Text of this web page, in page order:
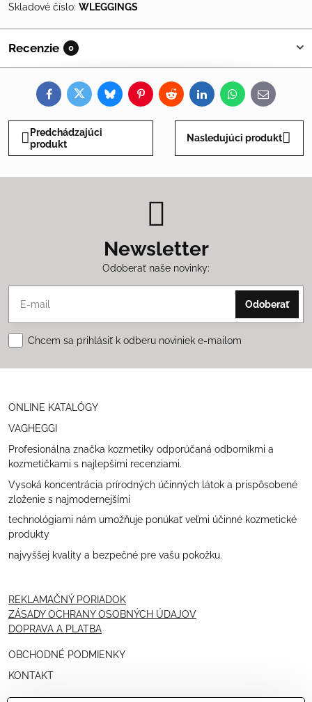
Skladové číslo: WLEGGINGS
Recenzie 0
FacebookTwitterBlueskyPinterestRedditLinkedInWhatsApp
E-
mail
Predchádzajúci
produkt
Nasledujúci produkt
Newsletter
Odoberať naše novinky:
Odoberať
Chcem sa prihlásiť k odberu noviniek e-mailom
ONLINE KATALÓGY
VAGHEGGI
Profesionálna značka kozmetiky odporúčaná odborníkmi a
kozmetičkami s najlepšími recenziami.
Vysoká koncentrácia prírodných účinných látok a prispôsobené
zloženie s najmodernejšími
technológiami nám umožňuje ponúkať veľmi účinné kozmetické
produkty
najvyššej kvality a bezpečné pre vašu pokožku.
REKLAMAČNÝ PORIADOK
ZÁSADY OCHRANY OSOBNÝCH ÚDAJOV
DOPRAVA A PLATBA
OBCHODNÉ PODMIENKY
KONTAKT